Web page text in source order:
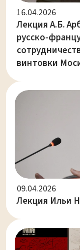
16.04.2026
Лекция А.Б.
русско-
винтовки
09.04.2026
Лекция Ильи